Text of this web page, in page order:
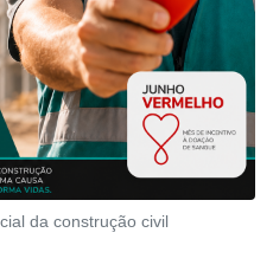
da construção civil